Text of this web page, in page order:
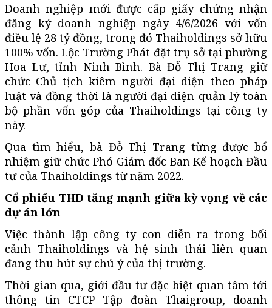
Doanh nghiệp mới được cấp giấy chứng nhận
đăng ký doanh nghiệp ngày 4/6/2026 với vốn
điều lệ 28 tỷ đồng, trong đó Thaiholdings sở hữu
100% vốn. Lộc Trường Phát đặt trụ sở tại phường
Hoa Lư, tỉnh Ninh Bình. Bà Đỗ Thị Trang giữ
chức Chủ tịch kiêm người đại diện theo pháp
luật và đồng thời là người đại diện quản lý toàn
bộ phần vốn góp của Thaiholdings tại công ty
này.
Qua tìm hiểu, bà Đỗ Thị Trang từng được bổ
nhiệm giữ chức Phó Giám đốc Ban Kế hoạch Đầu
tư của Thaiholdings từ năm 2022.
Cổ phiếu THD tăng mạnh giữa kỳ vọng về các
dự án lớn
Việc thành lập công ty con diễn ra trong bối
cảnh Thaiholdings và hệ sinh thái liên quan
đang thu hút sự chú ý của thị trường.
Thời gian qua, giới đầu tư đặc biệt quan tâm tới
thông tin CTCP Tập đoàn Thaigroup, doanh